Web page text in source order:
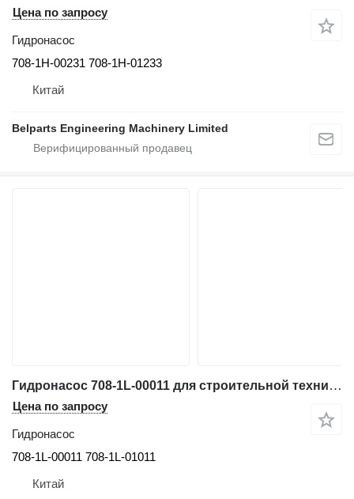
Цена по запросу
Гидронасос
708-1H-00231 708-1H-01233
Китай
Belparts Engineering Machinery Limited
Гидронасос 708-1L-00011 для строительной техники Komatsu D65EX-12 D65PX-12 D65EX-12H D65EX-12U bulldozer
Цена по запросу
Гидронасос
708-1L-00011 708-1L-01011
Китай